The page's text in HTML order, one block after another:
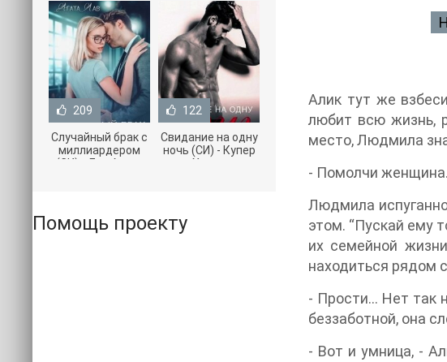
Алик тут же
любит всю жизнь,
место, Людмила
- Помолчи
Людмила
этом. “Пускай ему
их семейной
находиться рядом
- Прости… Нет так
беззаботной, она
- Вот и умница, -
209
Случайный брак с
миллиардером
(СИ) - Лав Агата
122
Свидание на одну
ночь (СИ) - Купер
Хелен
Помощь проекту